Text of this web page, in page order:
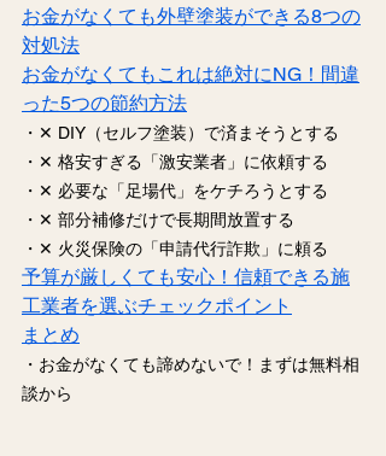
お金がなくても外壁塗装ができる8つの
対処法
お金がなくてもこれは絶対にNG！間違
った5つの節約方法
・✕ DIY（セルフ塗装）で済まそうとする
・✕ 格安すぎる「激安業者」に依頼する
・✕ 必要な「足場代」をケチろうとする
・✕ 部分補修だけで長期間放置する
・✕ 火災保険の「申請代行詐欺」に頼る
予算が厳しくても安心！信頼できる施
工業者を選ぶチェックポイント
まとめ
・お金がなくても諦めないで！まずは無料相
談から